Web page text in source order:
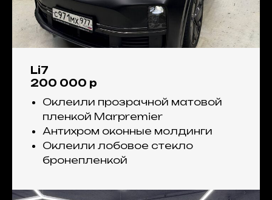
Li7
200 000 р
Оклеили прозрачной матовой
пленкой Marpremier
Антихром оконные молдинги
Оклеили лобовое стекло
бронепленкой